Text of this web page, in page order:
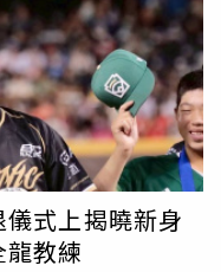
，且所有青少年帳號
。2024年，Meta全球
）在接受
度接觸社群媒體「能
」，「我們經常聽到青
同興趣、找到志同道
幫助。」不過，霍普金
，並及早討論網路風
之前就開始談論這些
求，和他們建立信
場的比賽，能夠平安健
台灣籃球史上首位球衣
「當年我是因為喜歡龍
目當中，龍哥永遠是台
球衣可能高掛在勇士主
，什麼時候才可能有第
式上揭曉新身
教練